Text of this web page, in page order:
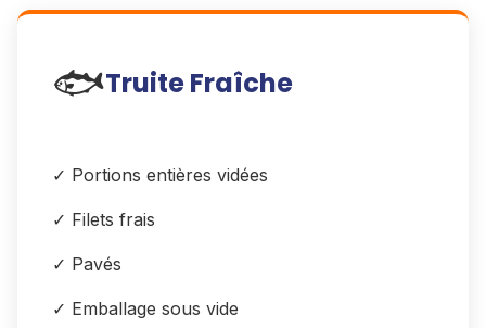
🐟Truite Fraîche
✓ Portions entières vidées
✓ Filets frais
✓ Pavés
✓ Emballage sous vide